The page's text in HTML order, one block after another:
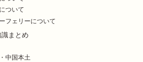
ついて
フェリーについて
まとめ
中国本土